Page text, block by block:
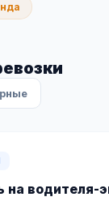
на водителя-